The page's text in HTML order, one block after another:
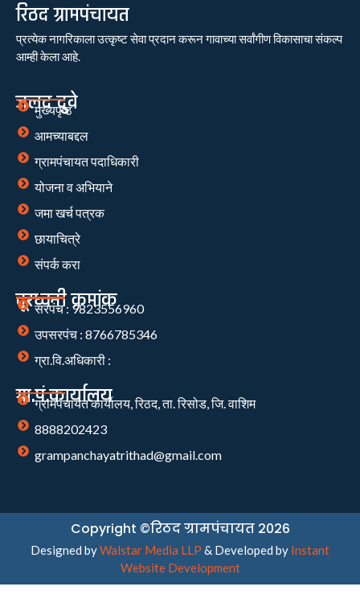
रिठद ग्रामपंचायत
प्रत्येक नागरिकाला उत्कृष्ट सेवा प्रदान करून गावाच्या सर्वांगीण विकासाचा संकल्प
आम्ही केला आहे.
जलद दुवे
मुख्यपृष्ठ
आमच्याबद्दल
ग्रामपंचायत पदाधिकारी
योजना व अभियाने
जमा खर्च पत्रक
छायाचित्रे
संपर्क करा
दूरध्वनी क्रमांक
सरपंच : 9823556960
उपसरपंच : 8766785346
ग्रा.वि.अधिकारी :
ग्रा.पं.कार्यालय
ग्रामपंचायत कार्यालय, रिठद, ता. रिसोड, जि. वाशिम
8888202423
grampanchayatrithad@gmail.com
Copyright ©रिठद ग्रामपंचायत 2026
Designed byWalstar Media LLP & Developed by Instant
Website Development